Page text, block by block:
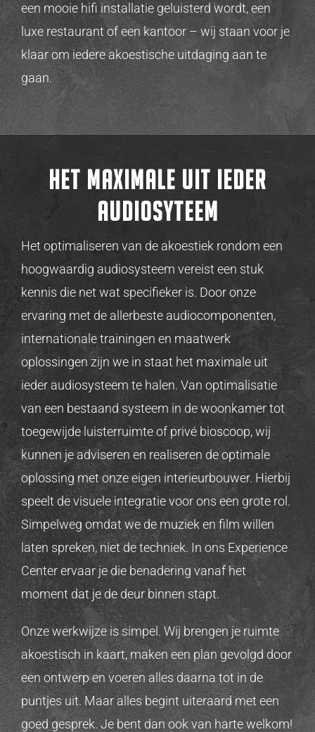
een mooie hifi installatie geluisterd wordt, een
luxe restaurant of een kantoor – wij staan voor je
klaar om iedere akoestische uitdaging aan te
gaan.
HET MAXIMALE UIT IEDER
AUDIOSYTEEM
Het optimaliseren van de akoestiek rondom een
hoogwaardig audiosysteem vereist een stuk
kennis die net wat specifieker is. Door onze
ervaring met de allerbeste audiocomponenten,
internationale trainingen en maatwerk
oplossingen zijn we in staat het maximale uit
ieder audiosysteem te halen. Van optimalisatie
van een bestaand systeem in de woonkamer tot
toegewijde luisterruimte of privé bioscoop, wij
kunnen je adviseren en realiseren de optimale
oplossing met onze eigen interieurbouwer. Hierbij
speelt de visuele integratie voor ons een grote rol.
Simpelweg omdat we de muziek en film willen
laten spreken, niet de techniek. In ons Experience
Center ervaar je die benadering vanaf het
moment dat je de deur binnen stapt.
Onze werkwijze is simpel. Wij brengen je ruimte
akoestisch in kaart, maken een plan gevolgd door
een ontwerp en voeren alles daarna tot in de
puntjes uit. Maar alles begint uiteraard met een
goed gesprek. Je bent dan ook van harte welkom!